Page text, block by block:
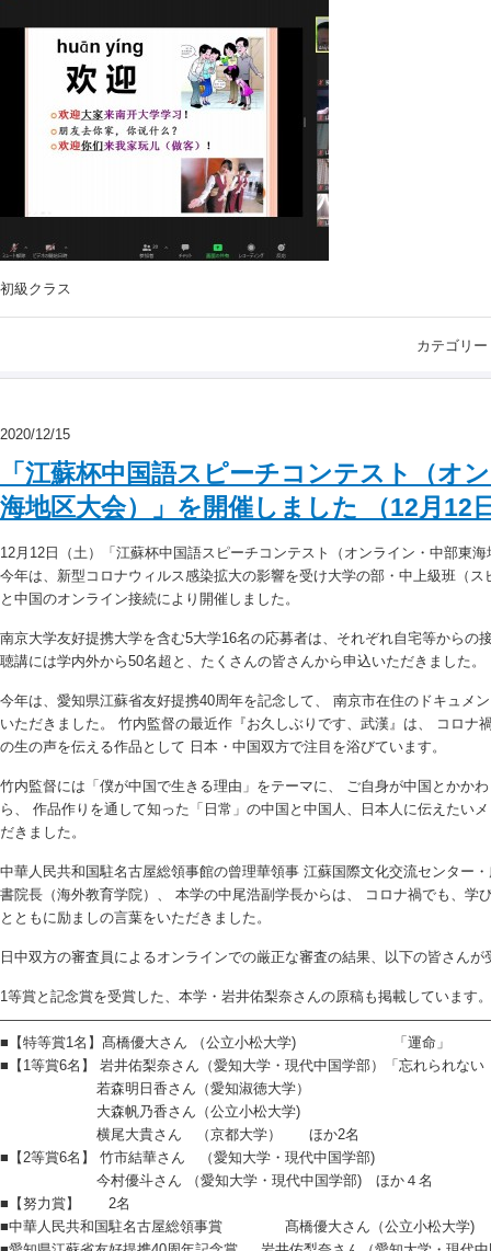
初級クラス
カテゴリー
2020/12/15
「江蘇杯中国語スピーチコンテスト（オ
海地区大会）」を開催しました （12月12
12月12日（土）「江蘇杯中国語スピーチコンテスト（オンライン・中部東
今年は、新型コロナウィルス感染拡大の影響を受け大学の部・中上級班（
と中国のオンライン接続により開催しました。
南京大学友好提携大学を含む5大学16名の応募者は、それぞれ自宅等からの
聴講には学内外から50名超と、たくさんの皆さんから申込いただきました。
今年は、愛知県江蘇省友好提携40周年を記念して、 南京市在住のドキュメ
いただきました。 竹内監督の最近作『お久しぶりです、武漢』は、 コロナ
の生の声を伝える作品として 日本・中国双方で注目を浴びています。
竹内監督には「僕が中国で生きる理由」をテーマに、 ご自身が中国とかか
ら、 作品作りを通して知った「日常」の中国と中国人、日本人に伝えたい
だきました。
中華人民共和国駐名古屋総領事館の曾理華領事 江蘇国際文化交流センター
書院長（海外教育学院）、 本学の中尾浩副学長からは、 コロナ禍でも、学
とともに励ましの言葉をいただきました。
日中双方の審査員によるオンラインでの厳正な審査の結果、以下の皆さんが
1等賞と記念賞を受賞した、本学・岩井佑梨奈さんの原稿も掲載しています
■【特等賞1名】髙橋優大さん （公立小松大学) 「運命」
■【1等賞6名】 岩井佑梨奈さん（愛知大学・現代中国学部）「忘れられない
若森明日香さん（愛知淑徳大学）
大森帆乃香さん（公立小松大学)
横尾大貴さん （京都大学） ほか2名
■【2等賞6名】 竹市結華さん （愛知大学・現代中国学部)
今村優斗さん （愛知大学・現代中国学部) ほか４名
■【努力賞】 2名
■中華人民共和国駐名古屋総領事賞 髙橋優大さん（公立小松大学)